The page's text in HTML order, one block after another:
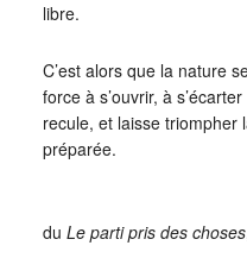
libre.
C’est alors que la nature
force à s’ouvrir, à
recule, et laisse triompher
préparée.
du Le parti pris des choses